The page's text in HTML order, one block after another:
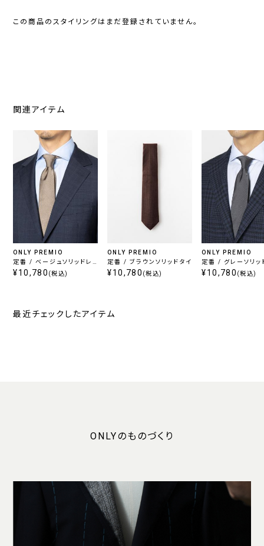
この商品のスタイリングはまだ登録されていません。
関連アイテム
ONLY PREMIO
定番 / ベージュソリッドレ
ップタイ
¥10,780 (税込)
ONLY PREMIO
定番 / ブラウンソリッドタイ
¥10,780 (税込)
ONLY PREMIO
定番 / グレーソリッ
タイ
¥10,780 (税込)
最近チェックしたアイテム
ONLYのものづくり